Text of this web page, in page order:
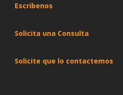
Escribenos
Solicita una Consulta
Solicite que lo contactemos